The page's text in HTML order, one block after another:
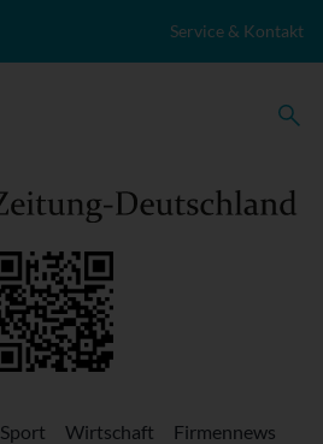
Service & Kontakt
Sport Wirtschaft
Firmennews